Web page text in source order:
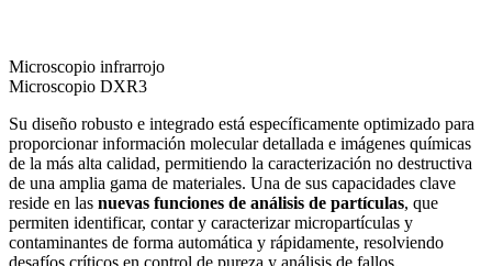
Microscopio infrarrojo
Microscopio DXR3
Su diseño robusto e integrado está específicamente optimizado para
proporcionar información molecular detallada e imágenes químicas
de la más alta calidad, permitiendo la caracterización no destructiva
de una amplia gama de materiales. Una de sus capacidades clave
reside en las nuevas funciones de análisis de partículas, que
permiten identificar, contar y caracterizar micropartículas y
contaminantes de forma automática y rápidamente, resolviendo
desafíos críticos en control de pureza y análisis de fallos.